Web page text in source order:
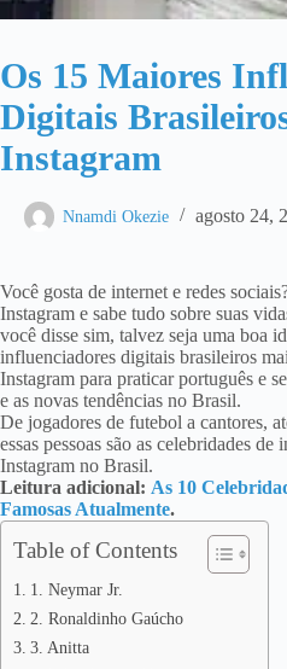
Os 15 Maiores
Digitais
Instagram
Nnamdi Okezie agosto 24,
Você gosta de internet e redes
Instagram e sabe tudo sobre suas
você disse sim, talvez seja uma boa
influenciadores digitais brasileiros
Instagram para praticar português e
e as novas tendências no Brasil.
De jogadores de futebol a cantores,
essas pessoas são as celebridades de
Instagram no Brasil.
Leitura adicional: As 10
Famosas Atualmente.
Table of Contents
1. Neymar Jr.
2. Ronaldinho Gaúcho
3. Anitta